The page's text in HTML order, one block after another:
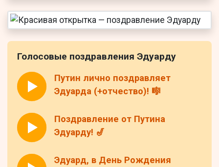
Голосовые поздравления Эдуарду
Путин лично поздравляет
Эдуарда (+отчество)! 🎼
Поздравление от Путина
Эдуарду! 🎷
Эдуард, в День Рождения